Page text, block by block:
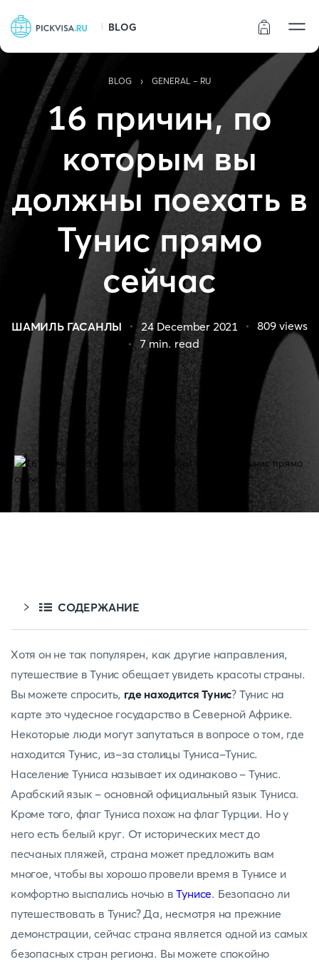
BLOG
BLOG › GENERAL - RU
16 причин, по
которым вы
должны поехать в
Тунис прямо
сейчас
ШАМИЛЬ ГАСАНЛЫ 24 December 2021 809 views
7min. read
СОДЕРЖАНИЕ
Хотя он не так популярен, как другие направления,
путешествие в Тунис обещает увидеть красоты страны.
Вы можете спросить, где находится Тунис? Тунис на
карте это чудесное государство в Северной Африке.
Некоторые люди могут запутаться в вопросе о том, где
находится Тунис, из-за столицы Туниса-Тунис.
Население Туниса называет их одинаково - Тунис.
Арабский язык - основной официальный язык Туниса.
Кроме того, флаг Туниса похож на флаг Турции. Но у
него есть белый круг. От исторических мест до
песчаных пляжей, страна может предложить вам
многое, чтобы вы хорошо провели время в Тунисе и
комфортно выспались ночью вТунисе. Безопасно ли
путешествовать в Тунис? Да, несмотря на прежние
демонстрации, сейчас страна является одной из самых
безопасных стран региона. Вы можете спокойно